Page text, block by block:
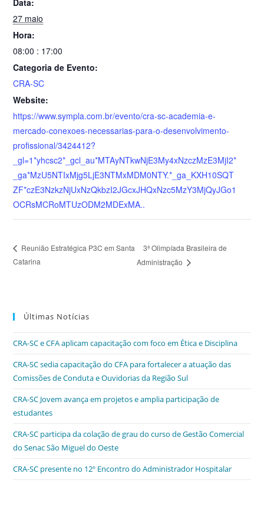
k
Data:
27 maio
Hora:
08:00 : 17:00
Categoria de Evento:
CRA-SC
Website:
https://www.sympla.com.br/evento/cra-sc-academia-e-
mercado-conexoes-necessarias-para-o-desenvolvimento-
profissional/3424412?
_gl=1*yhcsc2*_gcl_au*MTAyNTkwNjE3My4xNzczMzE3MjI2*
_ga*MzU5NTIxMjg5LjE3NTMxMDM0NTY.*_ga_KXH10SQT
ZF*czE3NzkzNjUxNzQkbzI2JGcxJHQxNzc5MzY3MjQyJGo1
OCRsMCRoMTUzODM2MDExMA..
Reunião Estratégica P3C em Santa
Catarina
3ª Olimpíada Brasileira de
Administração
Últimas Notícias
CRA-SC e CFA aplicam capacitação com foco em Ética e Disciplina
CRA-SC sedia capacitação do CFA para fortalecer a atuação das
Comissões de Conduta e Ouvidorias da Região Sul
CRA-SC Jovem avança em projetos e amplia participação de
estudantes
CRA-SC participa da colação de grau do curso de Gestão Comercial
do Senac São Miguel do Oeste
CRA-SC presente no 12º Encontro do Administrador Hospitalar